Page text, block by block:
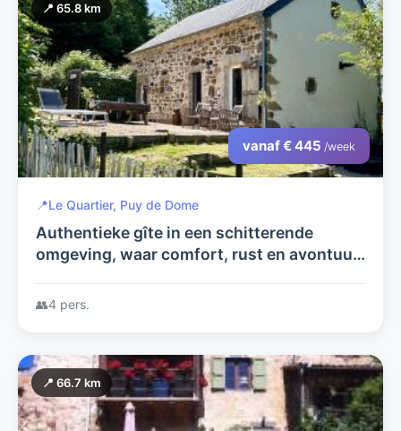
📍 65.8 km
vanaf € 445 /week
📍Le Quartier, Puy de Dome
Authentieke gîte in een schitterende
omgeving, waar comfort, rust en avontuur
👥4 pers.
📍 66.7 km